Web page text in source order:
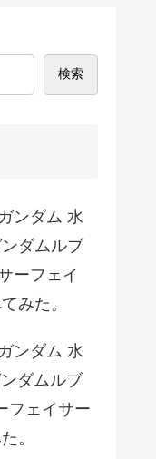
検索
ンダム 水
ダムルブ
ーフェイ
みた。
ンダム 水
ダムルブ
フェイサー
。